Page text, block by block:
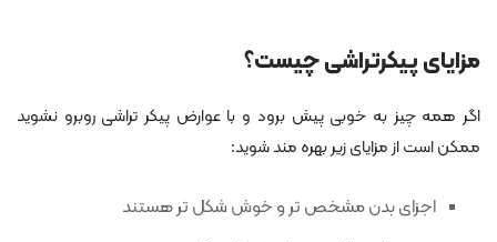
مزایای پیکرتراشی چیست؟
اگر همه چیز به خوبی پیش برود و با عوارض پیکر تراشی روبرو نشوید
ممکن است از مزایای زیر بهره مند شوید:
اجزای بدن مشخص تر و خوش شکل تر هستند